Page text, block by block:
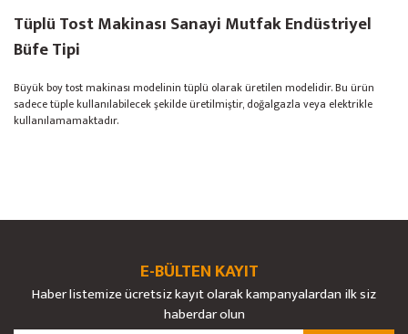
Tüplü Tost Makinası Sanayi Mutfak Endüstriyel
Büfe Tipi
Büyük boy tost makinası modelinin tüplü olarak üretilen modelidir. Bu ürün
sadece tüple kullanılabilecek şekilde üretilmiştir, doğalgazla veya elektrikle
kullanılamamaktadır.
Bu ürüne ilk yorumu siz yapın!
Yorum Yaz
yetersiz gördüğünüz noktaları öneri formunu kullanarak tarafımıza
Ürün resmi kalitesiz, bozuk veya görüntülenemiyor.
Ürün açıklamasında eksik bilgiler bulunuyor.
E-BÜLTEN KAYIT
Haber listemize ücretsiz kayıt olarak kampanyalardan ilk siz
haberdar olun